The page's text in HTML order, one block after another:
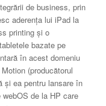
de business, prin
aderenţa lui iPad la
printing şi o
bazate pe
în acest domeniu
(producătorul
şi ea pentru lansare în
de la HP care